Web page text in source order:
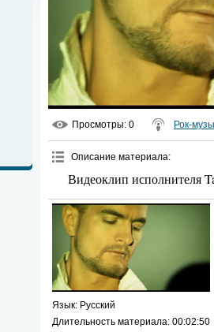
Просмотры: 0 Рок-
Описание материала:
Видеоклип исполнителя
Язык: Русский
Длительность материала: 00:02:50